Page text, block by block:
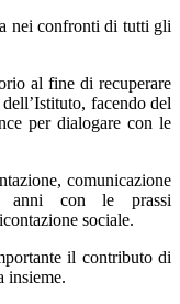
nei confronti di tutti gli
al fine di recuperare
facendo del
per dialogare con le
comunicazione
anni con le prassi
sociale.
il contributo di
insieme.